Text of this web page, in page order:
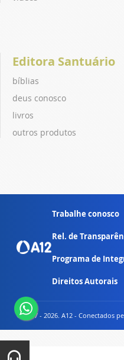
Editora Santuário
bíblias
deus conosco
livros
outros produtos
Trabalhe conosco
Rel. de
Programa de
Direitos Autorais
© 2007 - 2026. A12 - Conectados